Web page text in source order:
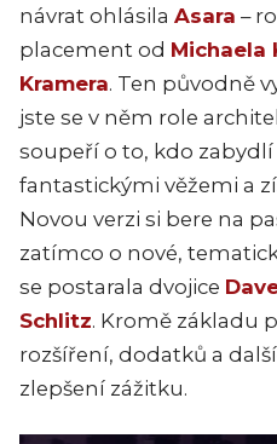
návrat ohlásila Asara –
placement od Michaela
Kramera. Ten původně
jste se v něm role
soupeří o to, kdo
fantastickými věžemi a
Novou verzi si bere na
zatímco o nové,
se postarala dvojice
Schlitz. Kromě základu
rozšíření, dodatků a
zlepšení zážitku.